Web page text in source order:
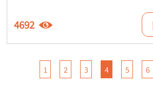
4692
1 2 3 4 5 6